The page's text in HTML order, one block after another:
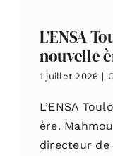
L’ENSA
nouvelle
1 juillet 2026 |
L’ENSA
ère.
directeur de